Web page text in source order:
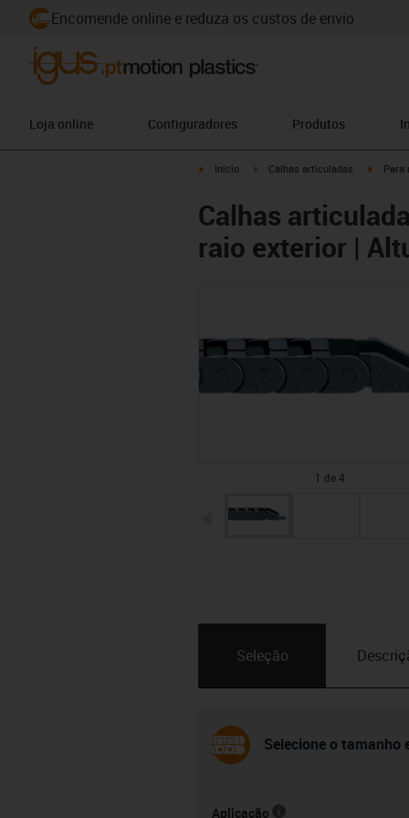
Encomende online e reduza os custos de envio
Loja online Configuradores Produtos
igus-icon-arrow-right
Início igus-icon-arrow-right
Calhas articuladas igus-
Para
Calhas
raio exterior |
1 de 4
igus-icon-arrow-left
Seleção
Selecione o tamanho
Aplicação